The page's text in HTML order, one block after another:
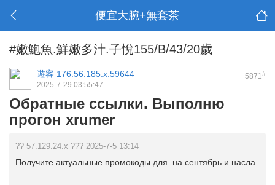
便宜大腕+無套茶
#嫩鮑魚.鮮嫩多汁.子悅155/B/43/20歲
5871#
遊客 176.56.185.x:59644
2025-7-29 03:55:47
Обратные ссылки. Выполню
прогон xrumer
?? 57.129.24.x ??? 2025-7-5 13:14
Получите актуальные промокоды для на сентябрь и насла